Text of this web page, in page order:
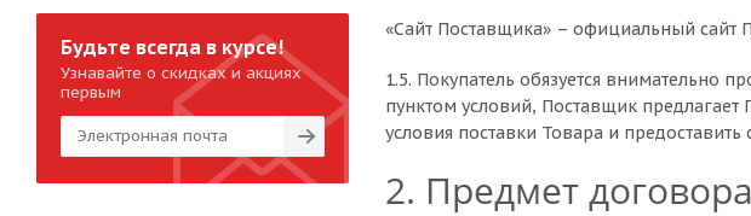
«Сайт Поставщика» – официальный сайт
1.5. Покупатель обязуется внимательно
пунктом условий, Поставщик предлагает
условия поставки Товара и
2. Предмет договора
Будьте всегда в курсе!
Узнавайте о скидках и акциях
первым